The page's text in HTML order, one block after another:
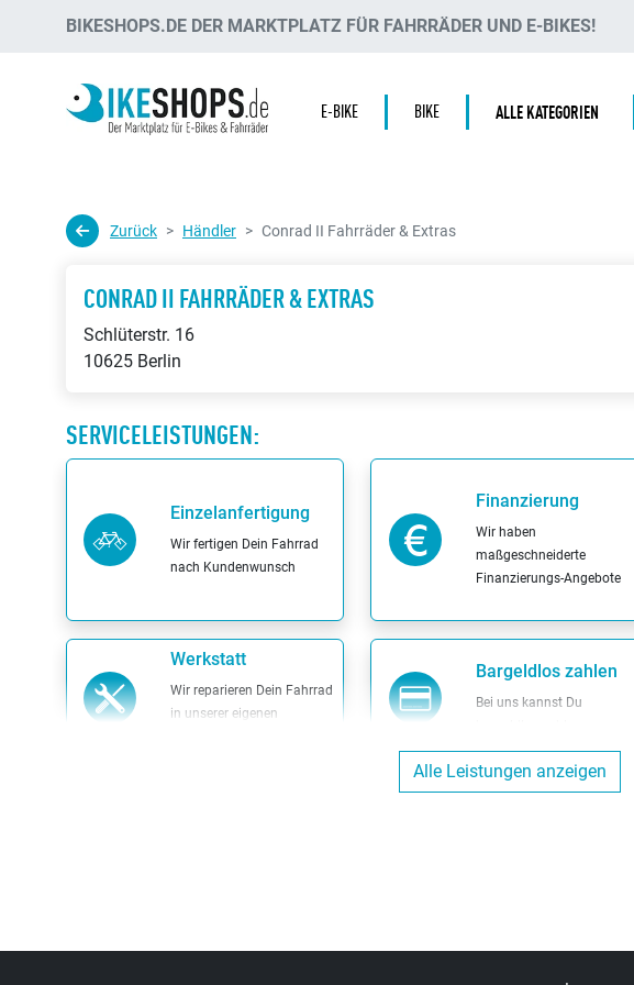
BIKESHOPS.DE DER MARKTPLATZ FÜR FAHRRÄDER UND E-BIKES!
E-BIKE BIKE ALLE KATEGORIEN
Zurück Händler Conrad II Fahrräder & Extras
CONRAD II FAHRRÄDER & EXTRAS
Schlüterstr. 16
10625 Berlin
SERVICELEISTUNGEN:
Einzelanfertigung
Wir fertigen Dein Fahrrad
nach Kundenwunsch
Finanzierung
Wir haben
maßgeschneiderte
Finanzierungs-Angebote
Werkstatt
Wir reparieren Dein Fahrrad
in unserer eigenen
Bargeldlos zahlen
Bei uns kannst Du
Sattel-Wohlfühl-
Wertgarantie-
Alle Leistungen anzeigen